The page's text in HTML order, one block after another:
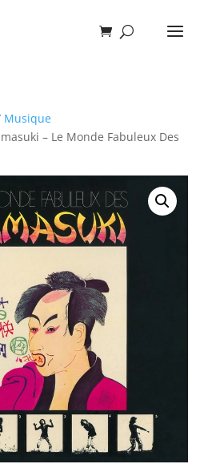
Musique
‎– Le Monde Fabuleux Des